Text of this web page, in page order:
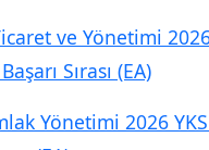
ve Yönetimi
Sırası (EA)
Yönetimi 2026